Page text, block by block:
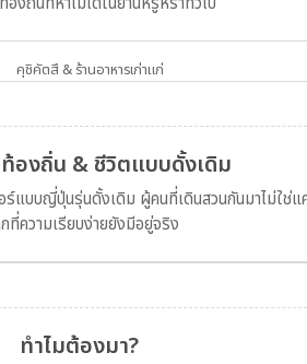
คุชิคัตสึ & ร้านอาหารเก่าแก่
องถิ่น & ชีวิตแบบดั้งเดิม
อร์แบบญี่ปุ่นรุ่นดั้งเดิม ผู้คนที่เดินสวนกันมาไม่
ที่ความเรียบง่ายยังมีอยู่จริง
ทำไมต้องมา?